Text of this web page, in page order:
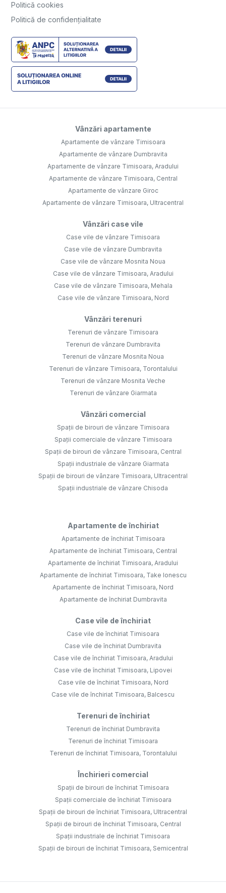
Politică cookies
Politică de confidențialitate
Vânzări apartamente
Apartamente de vânzare Timisoara
Apartamente de vânzare Dumbravita
Apartamente de vânzare Timisoara, Aradului
Apartamente de vânzare Timisoara, Central
Apartamente de vânzare Giroc
Apartamente de vânzare Timisoara, Ultracentral
Vânzări case vile
Case vile de vânzare Timisoara
Case vile de vânzare Dumbravita
Case vile de vânzare Mosnita Noua
Case vile de vânzare Timisoara, Aradului
Case vile de vânzare Timisoara, Mehala
Case vile de vânzare Timisoara, Nord
Vânzări terenuri
Terenuri de vânzare Timisoara
Terenuri de vânzare Dumbravita
Terenuri de vânzare Mosnita Noua
Terenuri de vânzare Timisoara, Torontalului
Terenuri de vânzare Mosnita Veche
Terenuri de vânzare Giarmata
Vânzări comercial
Spații de birouri de vânzare Timisoara
Spații comerciale de vânzare Timisoara
Spații de birouri de vânzare Timisoara, Central
Spații industriale de vânzare Giarmata
Spații de birouri de vânzare Timisoara, Ultracentral
Spații industriale de vânzare Chisoda
Apartamente de închiriat
Apartamente de închiriat Timisoara
Apartamente de închiriat Timisoara, Central
Apartamente de închiriat Timisoara, Aradului
Apartamente de închiriat Timisoara, Take Ionescu
Apartamente de închiriat Timisoara, Nord
Apartamente de închiriat Dumbravita
Case vile de închiriat
Case vile de închiriat Timisoara
Case vile de închiriat Dumbravita
Case vile de închiriat Timisoara, Aradului
Case vile de închiriat Timisoara, Lipovei
Case vile de închiriat Timisoara, Nord
Case vile de închiriat Timisoara, Balcescu
Terenuri de închiriat
Terenuri de închiriat Dumbravita
Terenuri de închiriat Timisoara
Terenuri de închiriat Timisoara, Torontalului
Închirieri comercial
Spații de birouri de închiriat Timisoara
Spații comerciale de închiriat Timisoara
Spații de birouri de închiriat Timisoara, Ultracentral
Spații de birouri de închiriat Timisoara, Central
Spații industriale de închiriat Timisoara
Spații de birouri de închiriat Timisoara, Semicentral